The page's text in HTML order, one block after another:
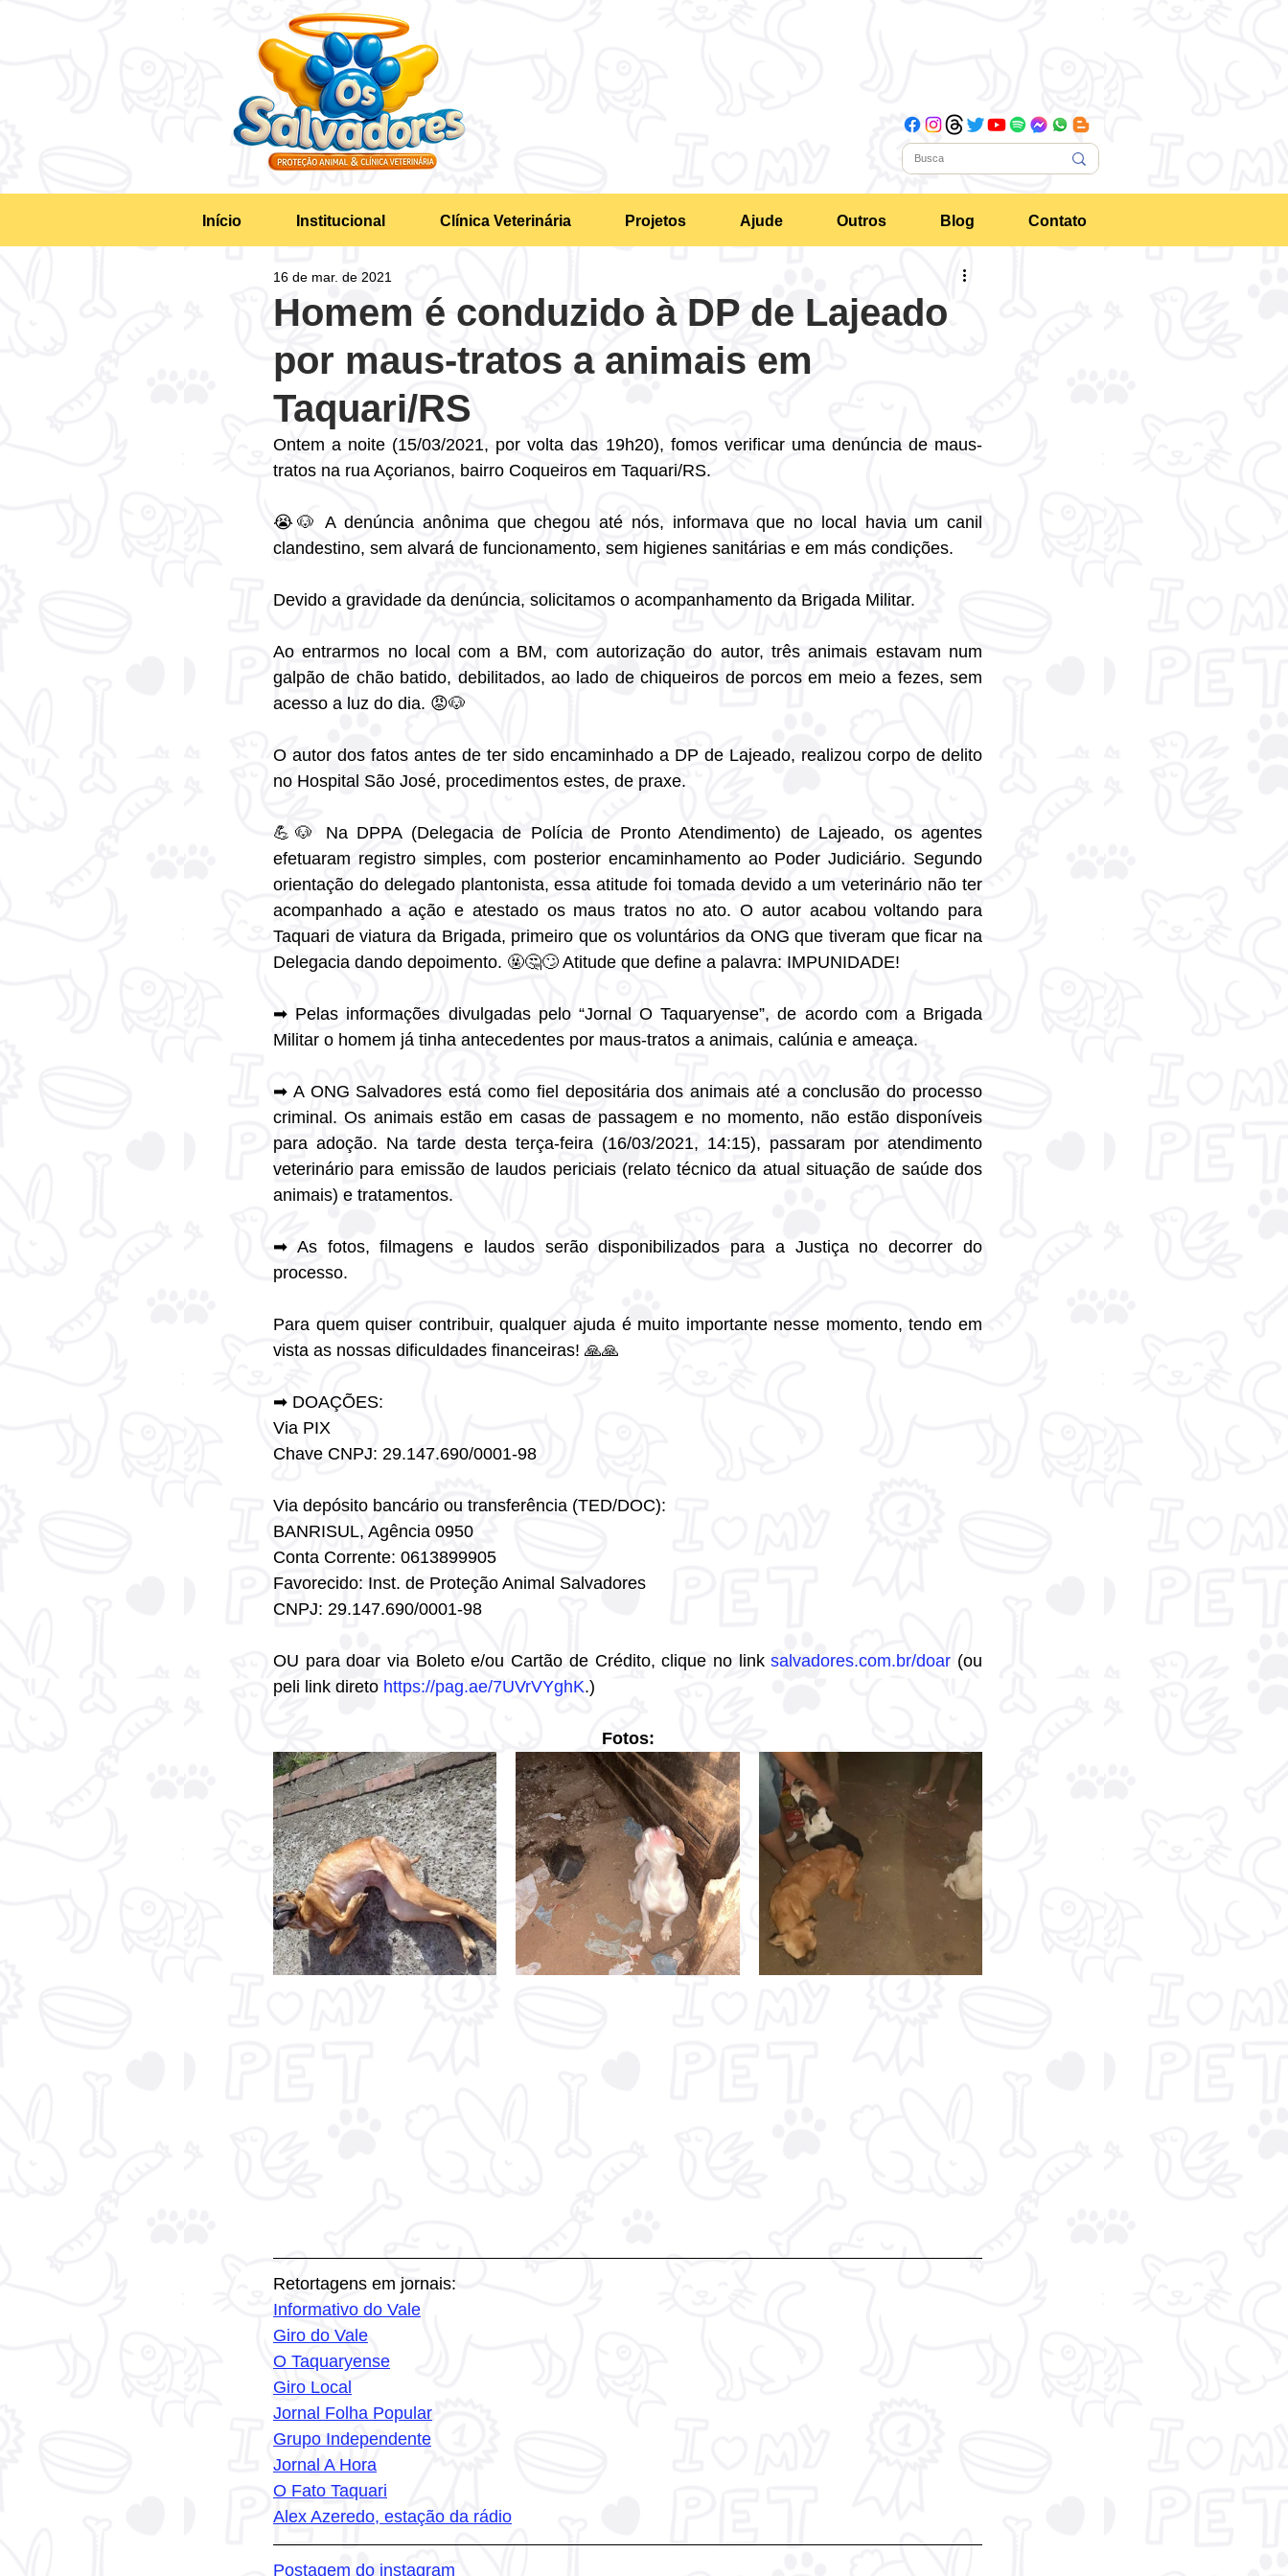
Início Institucional Clínica Veterinária Projetos Ajude Outros Blog Contato
Homem é conduzido à DP de Lajeado
por maus-tratos a animais em
Taquari/RS
16 de mar. de 2021
Ontem a noite (15/03/2021, por volta das 19h20), fomos verificar uma denúncia de maus-
tratos na rua Açorianos, bairro Coqueiros em Taquari/RS.
😭🐶 A denúncia anônima que chegou até nós, informava que no local havia um canil
clandestino, sem alvará de funcionamento, sem higienes sanitárias e em más condições.
Devido a gravidade da denúncia, solicitamos o acompanhamento da Brigada Militar.
Ao entrarmos no local com a BM, com autorização do autor, três animais estavam num
galpão de chão batido, debilitados, ao lado de chiqueiros de porcos em meio a fezes, sem
acesso a luz do dia. 😡🐶
O autor dos fatos antes de ter sido encaminhado a DP de Lajeado, realizou corpo de delito
no Hospital São José, procedimentos estes, de praxe.
💪🐶 Na DPPA (Delegacia de Polícia de Pronto Atendimento) de Lajeado, os agentes
efetuaram registro simples, com posterior encaminhamento ao Poder Judiciário. Segundo
orientação do delegado plantonista, essa atitude foi tomada devido a um veterinário não ter
acompanhado a ação e atestado os maus tratos no ato. O autor acabou voltando para
Taquari de viatura da Brigada, primeiro que os voluntários da ONG que tiveram que ficar na
Delegacia dando depoimento. 🤬🤔🙄 Atitude que define a palavra: IMPUNIDADE!
➡ Pelas informações divulgadas pelo “Jornal O Taquaryense”, de acordo com a Brigada
Militar o homem já tinha antecedentes por maus-tratos a animais, calúnia e ameaça.
➡ A ONG Salvadores está como fiel depositária dos animais até a conclusão do processo
criminal. Os animais estão em casas de passagem e no momento, não estão disponíveis
para adoção. Na tarde desta terça-feira (16/03/2021, 14:15), passaram por atendimento
veterinário para emissão de laudos periciais (relato técnico da atual situação de saúde dos
animais) e tratamentos.
➡ As fotos, filmagens e laudos serão disponibilizados para a Justiça no decorrer do
processo.
Para quem quiser contribuir, qualquer ajuda é muito importante nesse momento, tendo em
vista as nossas dificuldades financeiras! 🙏🙏
➡ DOAÇÕES:
Via PIX
Chave CNPJ: 29.147.690/0001-98
Via depósito bancário ou transferência (TED/DOC):
BANRISUL, Agência 0950
Conta Corrente: 0613899905
Favorecido: Inst. de Proteção Animal Salvadores
CNPJ: 29.147.690/0001-98
OU para doar via Boleto e/ou Cartão de Crédito, clique no link salvadores.com.br/doar (ou
peli link direto https://pag.ae/7UVrVYghK.)
Fotos:
Retortagens em jornais:
Informativo do Vale
Giro do Vale
O Taquaryense
Giro Local
Jornal Folha Popular
Grupo Independente
Jornal A Hora
O Fato Taquari
Alex Azeredo, estação da rádio
Postagem do instagram